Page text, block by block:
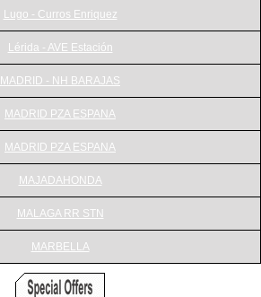
Lugo - Curros Enriquez
Lérida - AVE Estación
MADRID - NH BARAJAS
MADRID PZA ESPANA
MADRID PZA ESPANA
MAJADAHONDA
MALAGA RR STN
MARBELLA